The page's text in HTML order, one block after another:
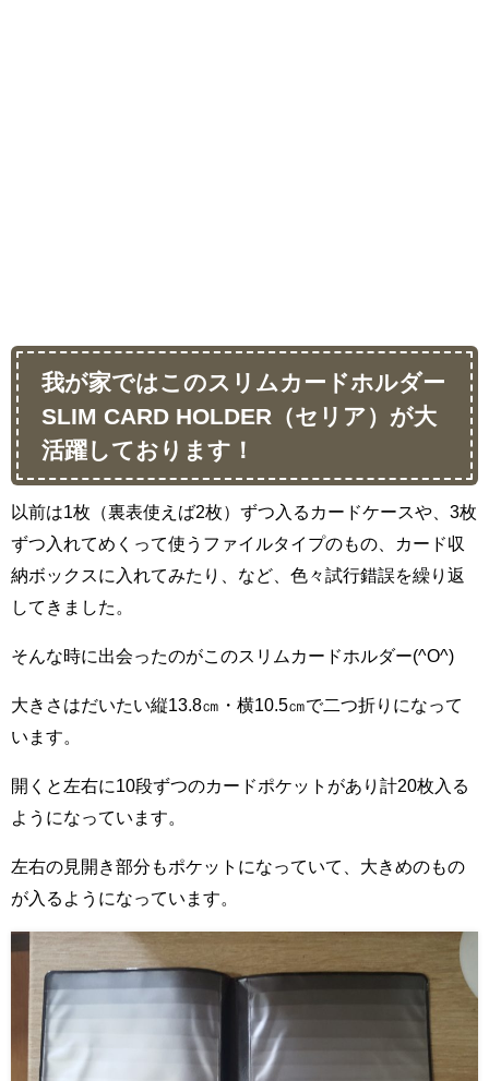
我が家ではこのスリムカードホルダー
SLIM CARD HOLDER（セリア）が大
活躍しております！
以前は1枚（裏表使えば2枚）ずつ入るカードケースや、3枚
ずつ入れてめくって使うファイルタイプのもの、カード収
納ボックスに入れてみたり、など、色々試行錯誤を繰り返
してきました。
そんな時に出会ったのがこのスリムカードホルダー(^O^)
大きさはだいたい縦13.8㎝・横10.5㎝で二つ折りになって
います。
開くと左右に10段ずつのカードポケットがあり計20枚入る
ようになっています。
左右の見開き部分もポケットになっていて、大きめのもの
が入るようになっています。